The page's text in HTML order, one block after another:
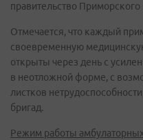
правительство Приморского
Отмечается, что каждый
своевременную
открыты через день с
в неотложной форме, с
листков
бригад.
Режим работы